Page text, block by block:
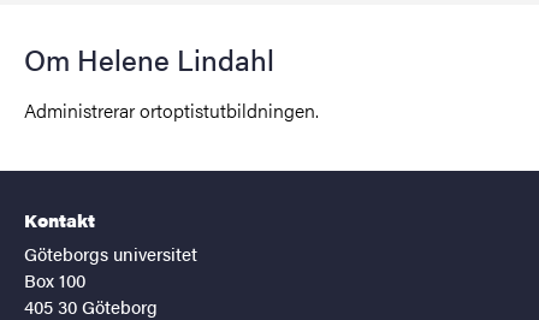
Om Helene Lindahl
Administrerar ortoptistutbildningen.
Kontakt
Göteborgs universitet
Box 100
405 30 Göteborg